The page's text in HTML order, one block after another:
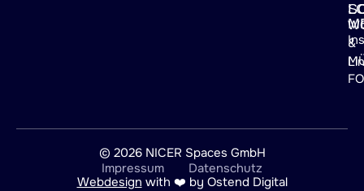
&
© 2026 NICER Spaces GmbH
Impressum
Datenschutz
Webdesign with ️️❤️ by Ostend Digital